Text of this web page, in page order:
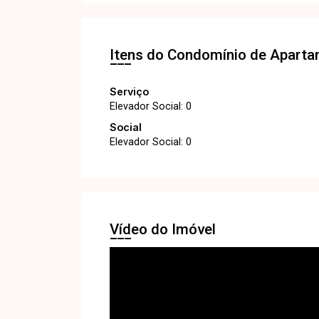
Itens do Condomínio de
Serviço
Elevador Social: 0
Social
Elevador Social: 0
Vídeo do Imóvel